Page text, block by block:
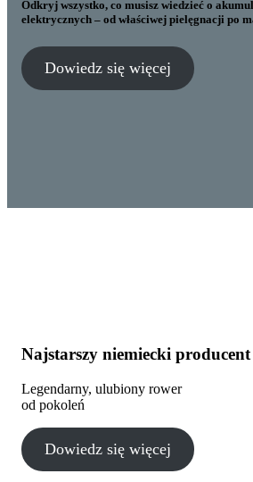
Odkryj wszystko, co musisz wiedzieć o
elektrycznych – od właściwej pielęgnacji po
Dowiedz się więcej
Najstarszy niemiecki
Legendarny, ulubiony rower
od pokoleń
Dowiedz się więcej